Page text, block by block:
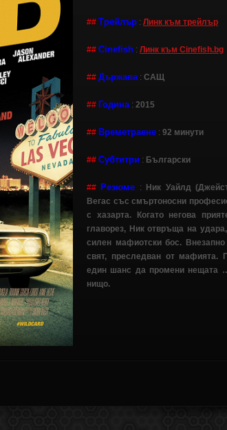
## Трейлър : Линк към трейлър
## Cinefish : Линк към Cinefish.bg
## Държава: САЩ
## Година: 2015
## Времетраене : 92 минути
## Субтитри : Български
## Резюме :
Ник Уайлд
Вегас със смъртоносни
с хазарта. Когато негова
главорез, Ник отвръща на
силен мафиотски бос.
свят, преследван от мафията.
един шанс да промени нещата
нищо.